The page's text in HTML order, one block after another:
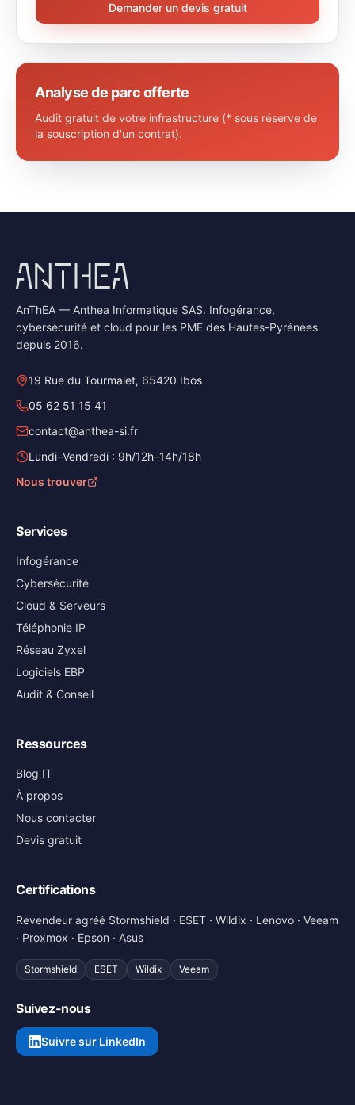
Demander un devis gratuit
Analyse de parc offerte
Audit gratuit de votre infrastructure (* sous réserve de
la souscription d'un contrat).
AnThEA — Anthea Informatique SAS. Infogérance,
cybersécurité et cloud pour les PME des Hautes-Pyrénées
depuis 2016.
19 Rue du Tourmalet, 65420 Ibos
05 62 51 15 41
contact@anthea-si.fr
Lundi–Vendredi : 9h/12h–14h/18h
Nous trouver
Services
Infogérance
Cybersécurité
Cloud & Serveurs
Téléphonie IP
Réseau Zyxel
Logiciels EBP
Audit & Conseil
Ressources
Blog IT
À propos
Nous contacter
Devis gratuit
Certifications
Revendeur agréé Stormshield · ESET · Wildix · Lenovo · Veeam
· Proxmox · Epson · Asus
Stormshield ESET Wildix Veeam
Suivez-nous
Suivre sur LinkedIn